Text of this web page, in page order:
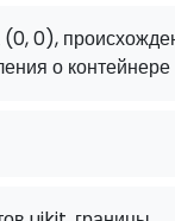
(0, 0),
о контейнере